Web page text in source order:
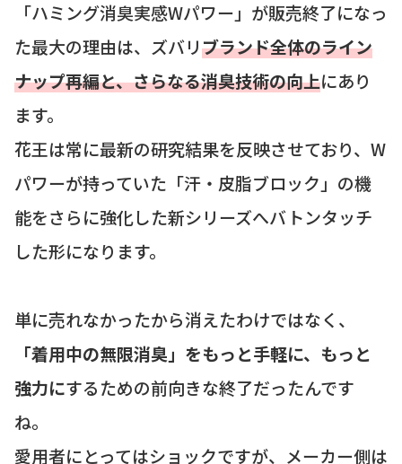
「ハミング消臭実感Wパワー」が販売終了になっ
た最大の理由は、ズバリブランド全体のライン
ナップ再編と、さらなる消臭技術の向上にあり
ます。
花王は常に最新の研究結果を反映させており、W
パワーが持っていた「汗・皮脂ブロック」の機
能をさらに強化した新シリーズへバトンタッチ
した形になります。
単に売れなかったから消えたわけではなく、
「着用中の無限消臭」をもっと手軽に、もっと
強力にするための前向きな終了だったんです
ね。
愛用者にとってはショックですが、メーカー側は